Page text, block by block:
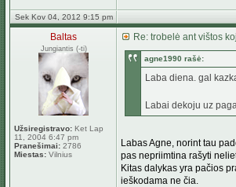
Sek Kov 04, 2012 9:15 pm
Baltas
Jungiantis (-ti)
Užsiregistravo: Ket Lap
11, 2004 6:47 pm
Pranešimai: 2786
Miestas: Vilnius
Re: trobelė ant vištos
agne1990 rašė:
Laba diena. gal
Labai dekoju uz
Labas Agne, norint tau
pas nepriimtina rašyti
Kitas dalykas yra pačios
ieškodama ne čia.